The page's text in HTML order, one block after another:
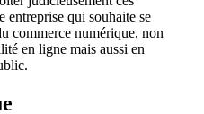
entreprise qui souhaite se
commerce numérique, non
en ligne mais aussi en